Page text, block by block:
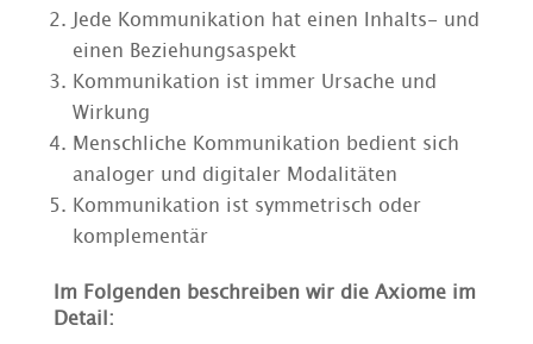
Jede Kommunikation hat einen Inhalts- und
einen Beziehungsaspekt
Kommunikation ist immer Ursache und
Wirkung
Menschliche Kommunikation bedient sich
analoger und digitaler Modalitäten
Kommunikation ist symmetrisch oder
komplementär
Im Folgenden beschreiben wir die Axiome im
Detail: